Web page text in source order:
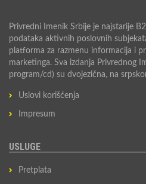
Privredni Imenik Srbije je najstarije
podataka aktivnih poslovnih
platforma za razmenu informacija i
marketinga. Sva izdanja Privrednog
program/cd) su dvojezična, na
Uslovi korišćenja
Impresum
USLUGE
Pretplata